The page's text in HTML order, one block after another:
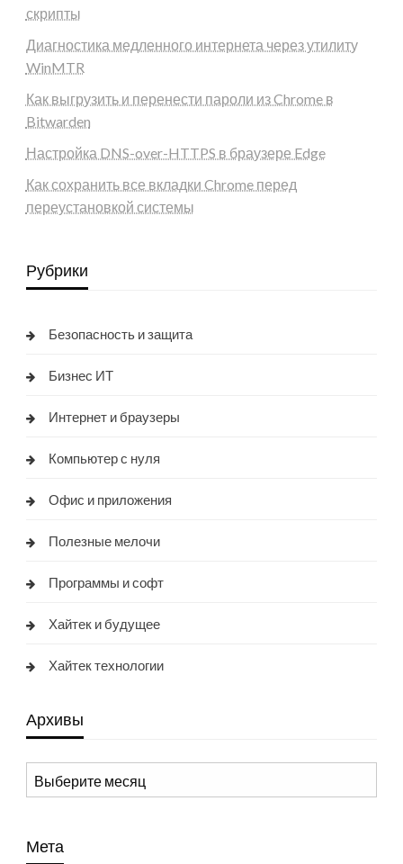
скрипты
Диагностика медленного интернета через утилиту
WinMTR
Как выгрузить и перенести пароли из Chrome в
Bitwarden
Настройка DNS-over-HTTPS в браузере Edge
Как сохранить все вкладки Chrome перед
переустановкой системы
Рубрики
Безопасность и защита
Бизнес ИТ
Интернет и браузеры
Компьютер с нуля
Офис и приложения
Полезные мелочи
Программы и софт
Хайтек и будущее
Хайтек технологии
Архивы
Архивы
Мета